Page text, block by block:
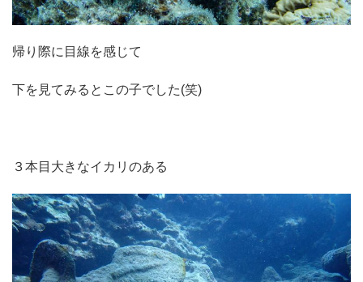
帰り際に目線を感じて
下を見てみるとこの子でした(笑)
３本目大きなイカリのある